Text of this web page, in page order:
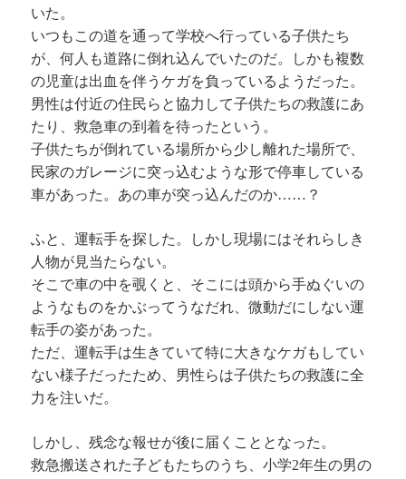
いた。
いつもこの道を通って学校へ行っている子供たち
が、何人も道路に倒れ込んでいたのだ。しかも複数
の児童は出血を伴うケガを負っているようだった。
男性は付近の住民らと協力して子供たちの救護にあ
たり、救急車の到着を待ったという。
子供たちが倒れている場所から少し離れた場所で、
民家のガレージに突っ込むような形で停車している
車があった。あの車が突っ込んだのか……？
ふと、運転手を探した。しかし現場にはそれらしき
人物が見当たらない。
そこで車の中を覗くと、そこには頭から手ぬぐいの
ようなものをかぶってうなだれ、微動だにしない運
転手の姿があった。
ただ、運転手は生きていて特に大きなケガもしてい
ない様子だったため、男性らは子供たちの救護に全
力を注いだ。
しかし、残念な報せが後に届くこととなった。
救急搬送された子どもたちのうち、小学2年生の男の